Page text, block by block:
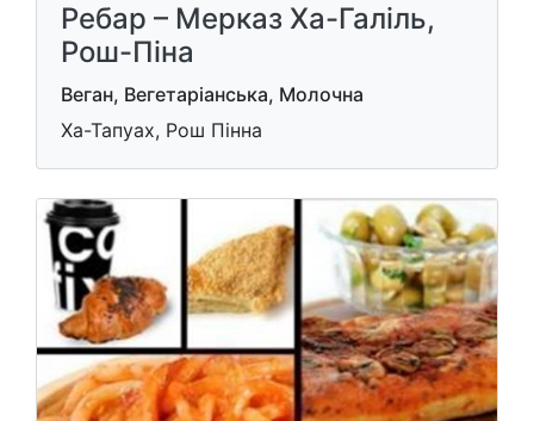
Ребар – Мерказ Ха-Галіль,
Рош-Піна
Веган, Вегетаріанська, Молочна
Ха-Тапуах, Рош Пінна